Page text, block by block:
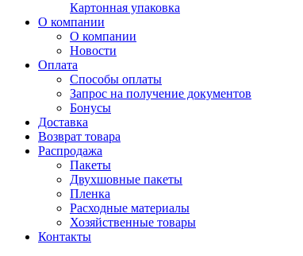
Картонная упаковка
О компании
О компании
Новости
Оплата
Способы оплаты
Запрос на получение документов
Бонусы
Доставка
Возврат товара
Распродажа
Пакеты
Двухшовные пакеты
Пленка
Расходные материалы
Хозяйственные товары
Контакты